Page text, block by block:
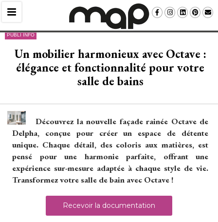
PUBLI INFO
Un mobilier harmonieux avec Octave :
élégance et fonctionnalité pour votre
salle de bains
Découvrez la nouvelle façade rainée Octave de
Delpha, conçue pour créer un espace de détente
unique. Chaque détail, des coloris aux matières, est
pensé pour une harmonie parfaite, offrant une
expérience sur-mesure adaptée à chaque style de vie.
Transformez votre salle de bain avec Octave !
Recevoir la documentation